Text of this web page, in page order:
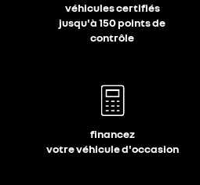
véhicules certifiés
jusqu'à 150 points de
contrôle
financez
votre véhicule d'occasion